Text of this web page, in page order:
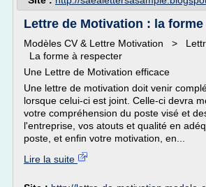
Lettre de Motivation : la forme
Modèles CV & Lettre Motivation >
La forme à respecter
Une Lettre de Motivation efficace
Une lettre de motivation doit venir
lorsque celui-ci est joint. Celle-ci devra
votre compréhension du poste visé et
l'entreprise, vos atouts et qualité en
poste, et enfin votre motivation, en...
Lire la suite